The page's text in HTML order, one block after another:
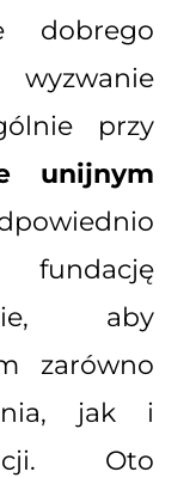
dobrego
przy
unijnym
fundację
aby
zarówno
jak i
Oto